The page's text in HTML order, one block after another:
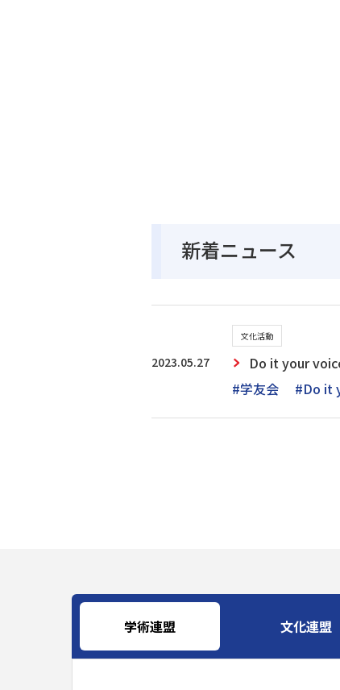
新着ニュース
2023.05.27
文化活動
Do it your
#学友会
#Do it
学術連盟 文化連盟